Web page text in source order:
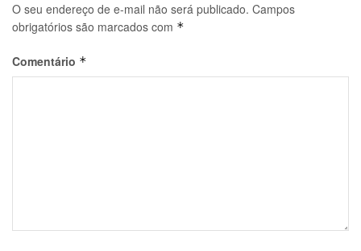
O seu endereço de e-mail não será publicado. Campos
obrigatórios são marcados com *
Comentário *